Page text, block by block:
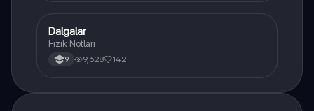
Fizik
Dalgalar
Fizik Notları
9 9,628 142